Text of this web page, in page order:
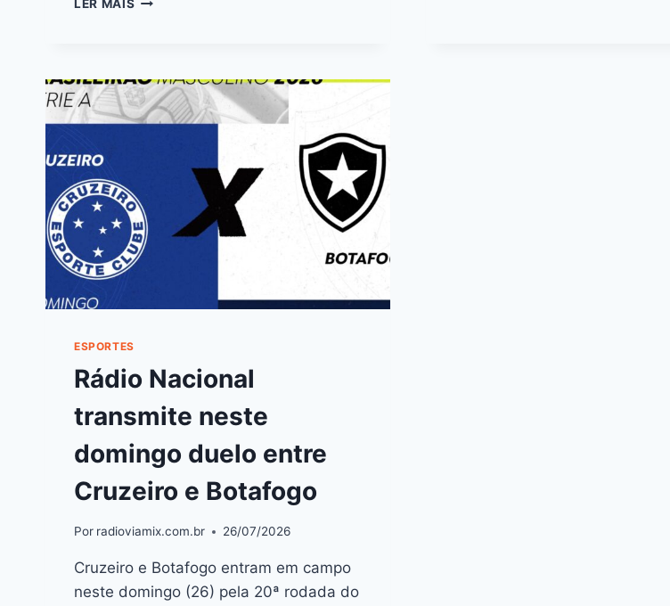
LER MAIS
ESPORTES
Rádio Nacional
transmite neste
domingo duelo entre
Cruzeiro e Botafogo
Por radioviamix.com.br 26/07/2026
Cruzeiro e Botafogo entram em campo
neste domingo (26) pela 20ª rodada do